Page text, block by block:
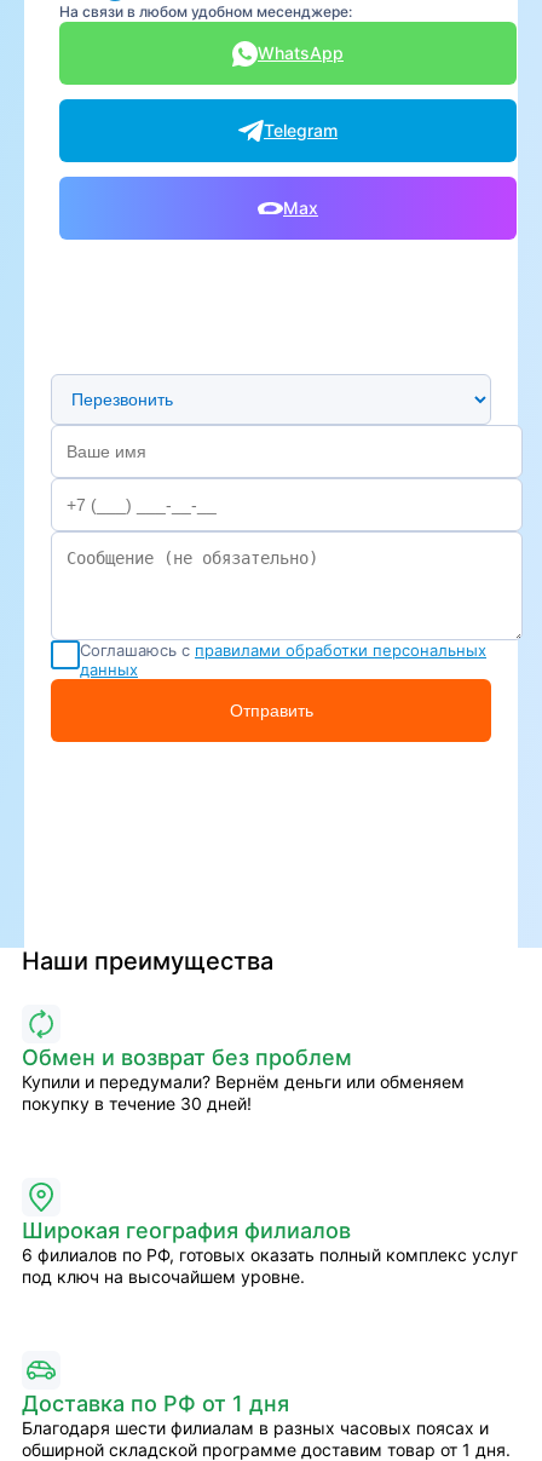
На связи в любом удобном месенджере:
WhatsApp
Telegram
Max
Предпочтительный способ связи
Соглашаюсь с правилами обработки персональных
данных
Отправить
Наши преимущества
Обмен и возврат без проблем
Купили и передумали? Вернём деньги или обменяем
покупку в течение 30 дней!
Широкая география филиалов
6 филиалов по РФ, готовых оказать полный комплекс услуг
под ключ на высочайшем уровне.
Доставка по РФ от 1 дня
Благодаря шести филиалам в разных часовых поясах и
обширной складской программе доставим товар от 1 дня.